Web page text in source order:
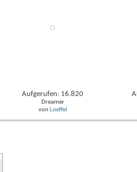
Aufgerufen: 16.820
Dreamer
von Loeffel